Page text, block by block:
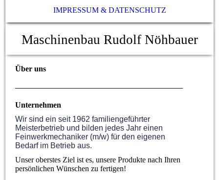
IMPRESSUM & DATENSCHUTZ
Maschinenbau Rudolf Nöhbauer
Über uns
Unternehmen
Wir sind ein seit 1962 familiengeführter
Meisterbetrieb und bilden jedes Jahr einen
Feinwerkmechaniker (m/w) für den eigenen
Bedarf im Betrieb aus.
Unser oberstes Ziel ist es, unsere Produkte nach Ihren
persönlichen Wünschen zu fertigen!